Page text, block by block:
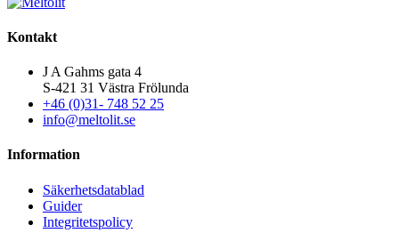
Kontakt
J A Gahms gata 4
S-421 31 Västra Frölunda
+46 (0)31- 748 52 25
info@meltolit.se
Information
Säkerhetsdatablad
Guider
Integritetspolicy